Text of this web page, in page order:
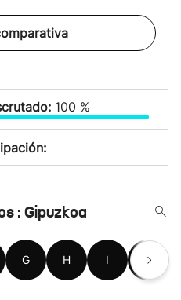
100 %
: Gipuzkoa
G H I L